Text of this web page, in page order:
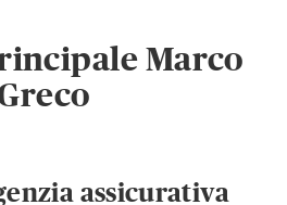
Marco
assicurativa